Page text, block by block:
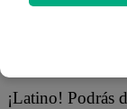
¡Latino! Podrás